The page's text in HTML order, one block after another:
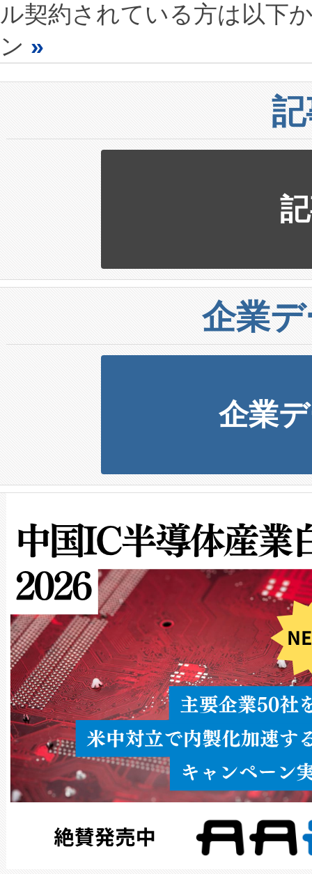
ル契約されている方は以下
ン »
企業
企業